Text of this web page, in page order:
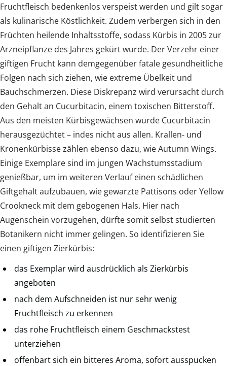
Fruchtfleisch bedenkenlos verspeist werden und gilt sogar
als kulinarische Köstlichkeit. Zudem verbergen sich in den
Früchten heilende Inhaltsstoffe, sodass Kürbis in 2005 zur
Arzneipflanze des Jahres gekürt wurde. Der Verzehr einer
giftigen Frucht kann demgegenüber fatale gesundheitliche
Folgen nach sich ziehen, wie extreme Übelkeit und
Bauchschmerzen. Diese Diskrepanz wird verursacht durch
den Gehalt an Cucurbitacin, einem toxischen Bitterstoff.
Aus den meisten Kürbisgewächsen wurde Cucurbitacin
herausgezüchtet – indes nicht aus allen. Krallen- und
Kronenkürbisse zählen ebenso dazu, wie Autumn Wings.
Einige Exemplare sind im jungen Wachstumsstadium
genießbar, um im weiteren Verlauf einen schädlichen
Giftgehalt aufzubauen, wie gewarzte Pattisons oder Yellow
Crookneck mit dem gebogenen Hals. Hier nach
Augenschein vorzugehen, dürfte somit selbst studierten
Botanikern nicht immer gelingen. So identifizieren Sie
einen giftigen Zierkürbis:
das Exemplar wird ausdrücklich als Zierkürbis
angeboten
nach dem Aufschneiden ist nur sehr wenig
Fruchtfleisch zu erkennen
das rohe Fruchtfleisch einem Geschmackstest
unterziehen
offenbart sich ein bitteres Aroma, sofort ausspucken